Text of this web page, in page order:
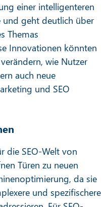
einer intelligenteren
und geht deutlich über
Themas
Innovationen könnten
wie Nutzer
auch neue
und SEO
die SEO-Welt von
Türen zu neuen
da sie
und spezifischere